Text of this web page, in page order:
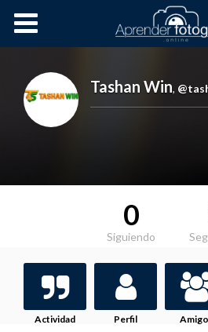
Cursos OnLine
Tashan Win,
0
Siguiendo
Actividad Perfil